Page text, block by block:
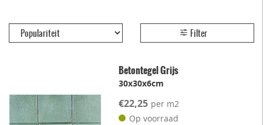
Filter
Betontegel Grijs
30x30x6cm
€22,25 per m2
Op voorraad